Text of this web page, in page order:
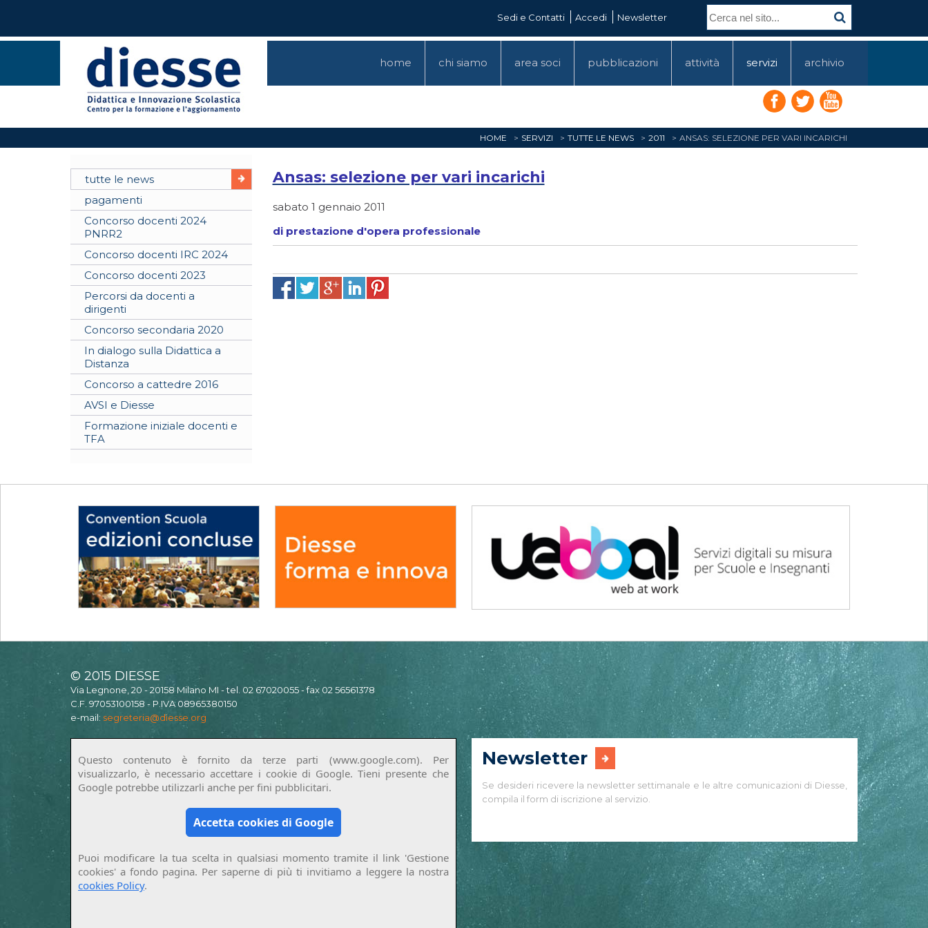
Sedi e Contatti Accedi Newsletter
home chi siamo area soci pubblicazioni attività servizi archivio
HOME SERVIZI TUTTE LE NEWS 2011 ANSAS: SELEZIONE PER VARI INCARICHI
tutte le news
pagamenti
Concorso docenti 2024
PNRR2
Concorso docenti IRC 2024
Concorso docenti 2023
Percorsi da docenti a
dirigenti
Concorso secondaria 2020
In dialogo sulla Didattica a
Distanza
Concorso a cattedre 2016
AVSI e Diesse
Formazione iniziale docenti e
TFA
Ansas: selezione per vari incarichi
sabato 1 gennaio 2011
di prestazione d'opera professionale
© 2015 DIESSE
Via Legnone, 20 - 20158 Milano MI - tel. 02 67020055 - fax 02 56561378
C.F. 97053100158 - P.IVA 08965380150
e-mail: segreteria@diesse.org
Questo contenuto è fornito da terze parti (www.google.com). Per
visualizzarlo, è necessario accettare i cookie di Google. Tieni presente che
Google potrebbe utilizzarli anche per fini pubblicitari.
Accetta cookies di Google
Puoi modificare la tua scelta in qualsiasi momento tramite il link 'Gestione
cookies' a fondo pagina. Per saperne di più ti invitiamo a leggere la nostra
cookies Policy.
Newsletter
Se desideri ricevere la newsletter settimanale e le altre comunicazioni di Diesse,
compila il form di iscrizione al servizio.